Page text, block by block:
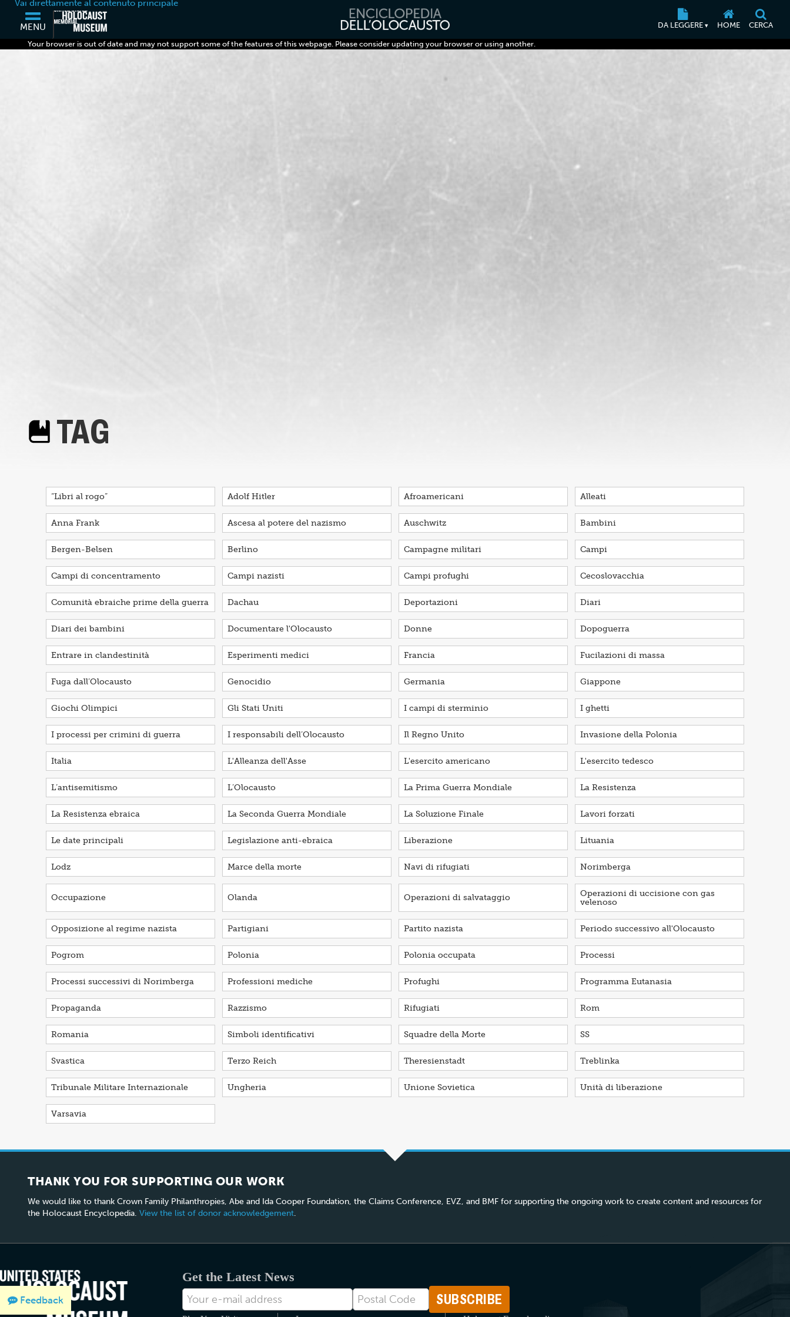
Vai direttamente al contenuto principale
MENU DA LEGGERE ▾ HOME CERCA
Your browser is out of date and may not support some of the features of this webpage. Please consider updating your browser or using another.
TAG
“Libri al rogo” Adolf Hitler Afroamericani Alleati
Anna Frank Ascesa al potere del nazismo Auschwitz Bambini
Bergen-Belsen Berlino Campagne militari Campi
Campi di concentramento Campi nazisti Campi profughi Cecoslovacchia
Comunità ebraiche prime della guerra Dachau Deportazioni Diari
Diari dei bambini Documentare l'Olocausto Donne Dopoguerra
Entrare in clandestinità Esperimenti medici Francia Fucilazioni di massa
Fuga dall’Olocausto Genocidio Germania Giappone
Giochi Olimpici Gli Stati Uniti I campi di sterminio I ghetti
I processi per crimini di guerra I responsabili dell’Olocausto Il Regno Unito Invasione della Polonia
Italia L'Alleanza dell'Asse L'esercito americano L'esercito tedesco
L’antisemitismo L’Olocausto La Prima Guerra Mondiale La Resistenza
La Resistenza ebraica La Seconda Guerra Mondiale La Soluzione Finale Lavori forzati
Le date principali Legislazione anti-ebraica Liberazione Lituania
Lodz Marce della morte Navi di rifugiati Norimberga
Occupazione Olanda Operazioni di salvataggio
Operazioni di uccisione con gas
velenoso
Opposizione al regime nazista Partigiani Partito nazista Periodo successivo all'Olocausto
Pogrom Polonia Polonia occupata Processi
Processi successivi di Norimberga Professioni mediche Profughi Programma Eutanasia
Propaganda Razzismo Rifugiati Rom
Romania Simboli identificativi Squadre della Morte SS
Svastica Terzo Reich Theresienstadt Treblinka
Tribunale Militare Internazionale Ungheria Unione Sovietica Unità di liberazione
Varsavia
Feedback
THANK YOU FOR SUPPORTING OUR WORK
We would like to thank Crown Family Philanthropies, Abe and Ida Cooper Foundation, the Claims Conference, EVZ, and BMF for supporting the ongoing work to create content and resources for
the Holocaust Encyclopedia. View the list of donor acknowledgement.
Get the Latest News
Indirizzo
email
Postal
Code